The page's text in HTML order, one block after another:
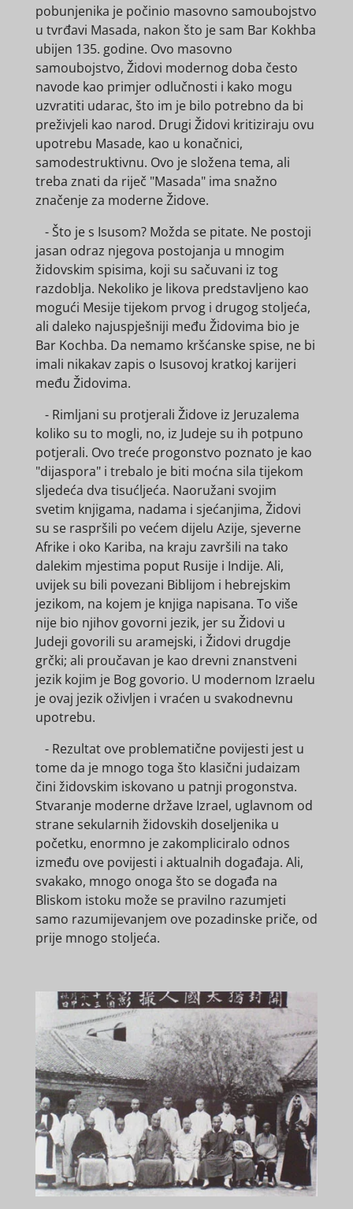
pobunjenika je počinio masovno samoubojstvo
u tvrđavi Masada, nakon što je sam Bar Kokhba
ubijen 135. godine. Ovo masovno
samoubojstvo, Židovi modernog doba često
navode kao primjer odlučnosti i kako mogu
uzvratiti udarac, što im je bilo potrebno da bi
preživjeli kao narod. Drugi Židovi kritiziraju ovu
upotrebu Masade, kao u konačnici,
samodestruktivnu. Ovo je složena tema, ali
treba znati da riječ "Masada" ima snažno
značenje za moderne Židove.
- Što je s Isusom? Možda se pitate. Ne postoji
jasan odraz njegova postojanja u mnogim
židovskim spisima, koji su sačuvani iz tog
razdoblja. Nekoliko je likova predstavljeno kao
mogući Mesije tijekom prvog i drugog stoljeća,
ali daleko najuspješniji među Židovima bio je
Bar Kochba. Da nemamo kršćanske spise, ne bi
imali nikakav zapis o Isusovoj kratkoj karijeri
među Židovima.
- Rimljani su protjerali Židove iz Jeruzalema
koliko su to mogli, no, iz Judeje su ih potpuno
potjerali. Ovo treće progonstvo poznato je kao
"dijaspora" i trebalo je biti moćna sila tijekom
sljedeća dva tisućljeća. Naoružani svojim
svetim knjigama, nadama i sjećanjima, Židovi
su se raspršili po većem dijelu Azije, sjeverne
Afrike i oko Kariba, na kraju završili na tako
dalekim mjestima poput Rusije i Indije. Ali,
uvijek su bili povezani Biblijom i hebrejskim
jezikom, na kojem je knjiga napisana. To više
nije bio njihov govorni jezik, jer su Židovi u
Judeji govorili su aramejski, i Židovi drugdje
grčki; ali proučavan je kao drevni znanstveni
jezik kojim je Bog govorio. U modernom Izraelu
je ovaj jezik oživljen i vraćen u svakodnevnu
upotrebu.
- Rezultat ove problematične povijesti jest u
tome da je mnogo toga što klasični judaizam
čini židovskim iskovano u patnji progonstva.
Stvaranje moderne države Izrael, uglavnom od
strane sekularnih židovskih doseljenika u
početku, enormno je zakompliciralo odnos
između ove povijesti i aktualnih događaja. Ali,
svakako, mnogo onoga što se događa na
Bliskom istoku može se pravilno razumjeti
samo razumijevanjem ove pozadinske priče, od
prije mnogo stoljeća.